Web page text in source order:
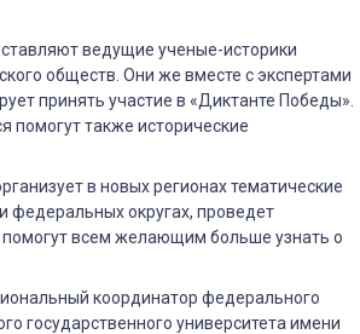
ведущие ученые-историки
обществ. Они же вместе с экспертами
принять участие в «Диктанте Победы».
помогут также исторические
в новых регионах тематические
федеральных округах, проведет
всем желающим больше узнать о
координатор федерального
государственного университета имени